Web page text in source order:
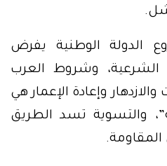
الدولة الوطنية يفرض
وشروط العرب
وإعادة الإعمار هي
والتسوية تسد الطريق